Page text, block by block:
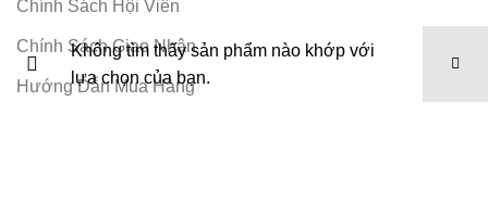
Không tìm thấy sản phẩm nào khớp với
lựa chọn của bạn.
Chính Sách Hội Viên
Chính Sách Giao Nhận
Hướng Dẫn Mua Hàng